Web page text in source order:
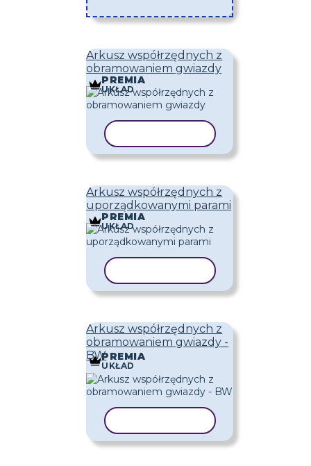
Arkusz współrzędnych z
obramowaniem gwiazdy
PREMIA
UKŁAD
Arkusz współrzędnych z
uporządkowanymi parami
PREMIA
UKŁAD
Arkusz współrzędnych z
obramowaniem gwiazdy -
BWPREMIA
UKŁAD